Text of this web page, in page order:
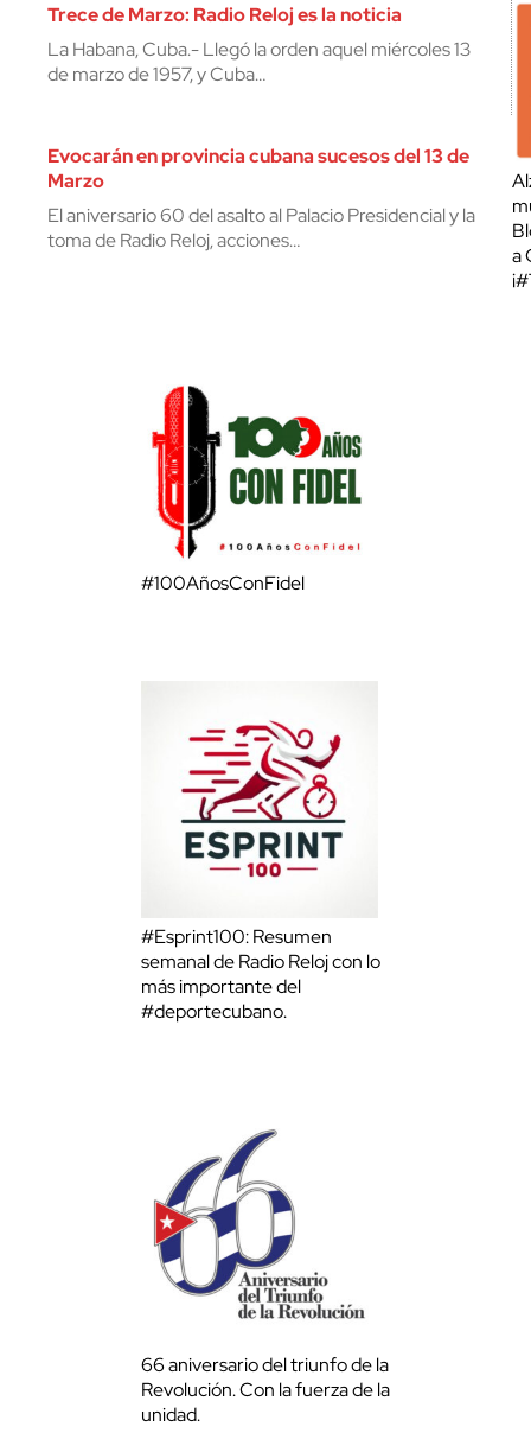
Trece de Marzo: Radio Reloj es la noticia
La Habana, Cuba.- Llegó la orden aquel miércoles 13
de marzo de 1957, y Cuba…
Evocarán en provincia cubana sucesos del 13 de
Marzo
El aniversario 60 del asalto al Palacio Presidencial y la
toma de Radio Reloj, acciones…
a
#100AñosConFidel
#Esprint100: Resumen
semanal de Radio Reloj con lo
más importante del
#deportecubano.
66 aniversario del triunfo de la
Revolución. Con la fuerza de la
unidad.